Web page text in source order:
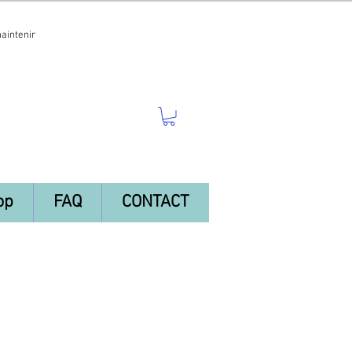
FAQ CONTACT